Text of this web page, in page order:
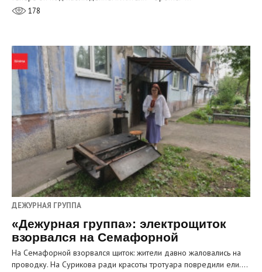
178
ДЕЖУРНАЯ ГРУППА
«Дежурная группа»: электрощиток
взорвался на Семафорной
На Семафорной взорвался щиток: жители давно жаловались на
проводку. На Сурикова ради красоты тротуара повредили ели.…